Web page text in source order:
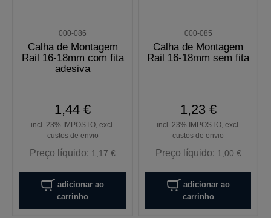
000-086
Calha de Montagem
Rail 16-18mm com fita
adesiva
1,44 €
incl. 23% IMPOSTO, excl.
custos de envio
Preço líquido: 1,17 €
adicionar ao
carrinho
000-085
Calha de Montagem
Rail 16-18mm sem fita
1,23 €
incl. 23% IMPOSTO, excl.
custos de envio
Preço líquido: 1,00 €
adicionar ao
carrinho